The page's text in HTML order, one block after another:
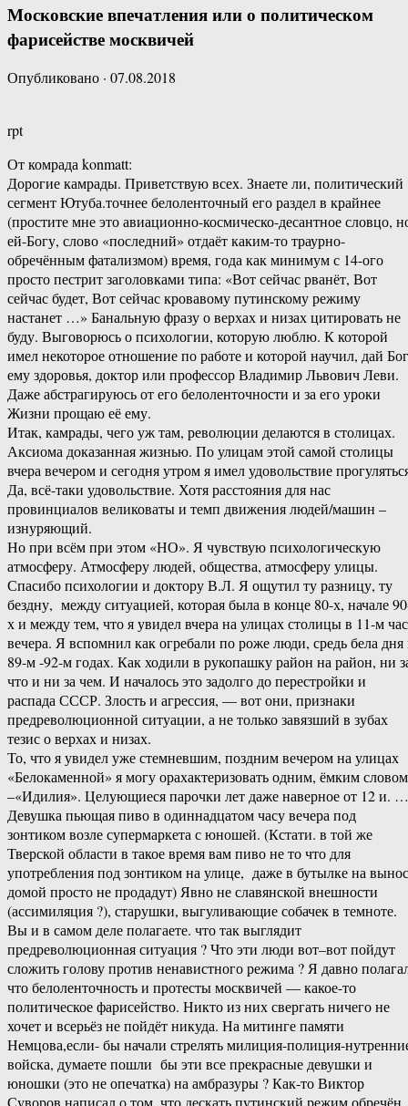
Московские впечатления или о политическом
фарисействе москвичей
Опубликовано · 07.08.2018
rpt
От комрада konmatt:
Дорогие камрады. Приветствую всех. Знаете ли, политический
сегмент Ютуба.точнее белоленточный его раздел в крайнее
(простите мне это авиационно-космическо-десантное словцо,
ей-Богу, слово «последний» отдаёт каким-то траурно-
обречённым фатализмом) время, года как минимум с 14-ого
просто пестрит заголовками типа: «Вот сейчас рванёт, Вот
сейчас будет, Вот сейчас кровавому путинскому режиму
настанет …» Банальную фразу о верхах и низах цитировать не
буду. Выговорюсь о психологии, которую люблю. К которой
имел некоторое отношение по работе и которой научил, дай Бог
ему здоровья, доктор или профессор Владимир Львович Леви.
Даже абстрагируюсь от его белоленточности и за его уроки
Жизни прощаю её ему.
Итак, камрады, чего уж там, революции делаются в столицах.
Аксиома доказанная жизнью. По улицам этой самой столицы
вчера вечером и сегодня утром я имел удовольствие
Да, всё-таки удовольствие. Хотя расстояния для нас
провинциалов великоваты и темп движения людей/машин –
изнуряющий.
Но при всём при этом «НО». Я чувствую психологическую
атмосферу. Атмосферу людей, общества, атмосферу улицы.
Спасибо психологии и доктору В.Л. Я ощутил ту разницу, ту
бездну, между ситуацией, которая была в конце 80-х, начале
х и между тем, что я увидел вчера на улицах столицы в 11-м
вечера. Я вспомнил как огребали по роже люди, средь бела дня
89-м -92-м годах. Как ходили в рукопашку район на район, ни
что и ни за чем. И началось это задолго до перестройки и
распада СССР. Злость и агрессия, — вот они, признаки
предреволюционной ситуации, а не только завязший в зубах
тезис о верхах и низах.
То, что я увидел уже стемневшим, поздним вечером на улицах
«Белокаменной» я могу орахактеризовать одним, ёмким словом
–«Идилия». Целующиеся парочки лет даже наверное от 12 и. …
Девушка пьющая пиво в одиннадцатом часу вечера под
зонтиком возле супермаркета с юношей. (Кстати. в той же
Тверской области в такое время вам пиво не то что для
употребления под зонтиком на улице, даже в бутылке на вынос
домой просто не продадут) Явно не славянской внешности
(ассимиляция ?), старушки, выгуливающие собачек в темноте.
Вы и в самом деле полагаете. что так выглядит
предреволюционная ситуация ? Что эти люди вот–вот пойдут
сложить голову против ненавистного режима ? Я давно
что белоленточность и протесты москвичей — какое-то
политическое фарисейство. Никто из них свергать ничего не
хочет и всерьёз не пойдёт никуда. На митинге памяти
Немцова,если- бы начали стрелять милиция-полиция-
войска, думаете пошли бы эти все прекрасные девушки и
юношки (это не опечатка) на амбразуры ? Как-то Виктор